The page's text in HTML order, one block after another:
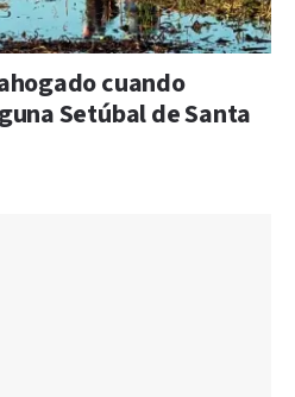
cuando
Setúbal de Santa